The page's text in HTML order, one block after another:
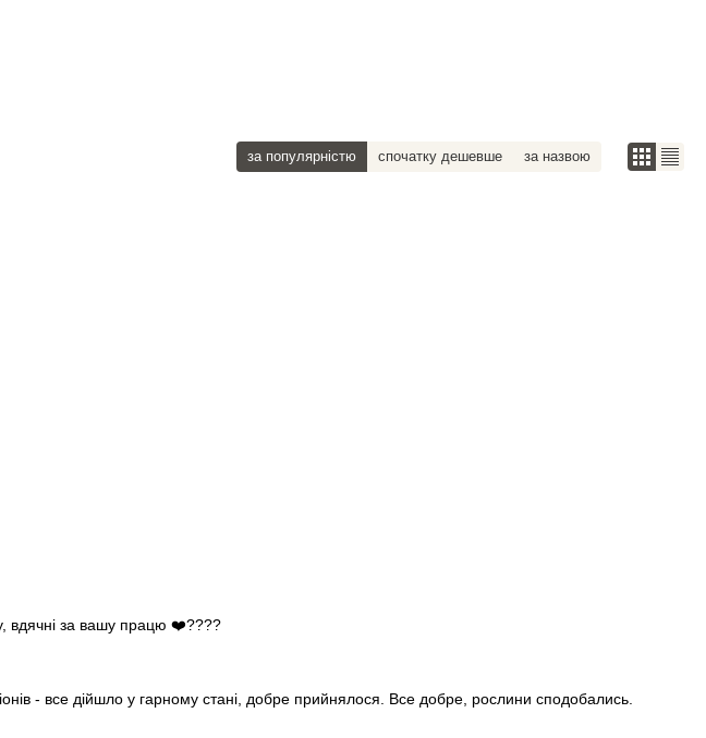
за популярністю спочатку дешевше за назвою
вдячні за вашу працю ❤️????
- все дійшло у гарному стані, добре прийнялося. Все добре, рослини сподобались.